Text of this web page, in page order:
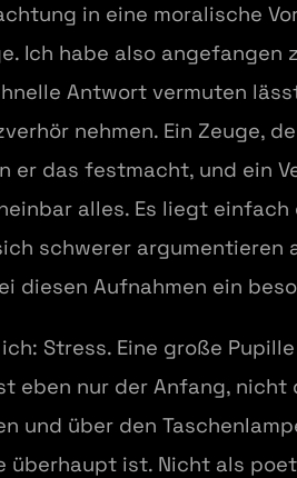
in eine moralische
Ich habe also angefangen
Antwort vermuten
nehmen. Ein Zeuge,
er das festmacht, und ein
alles. Es liegt einfach
schwerer argumentieren
diesen Aufnahmen ein
Stress. Eine große
nur der Anfang, nicht
und über den
überhaupt ist. Nicht als